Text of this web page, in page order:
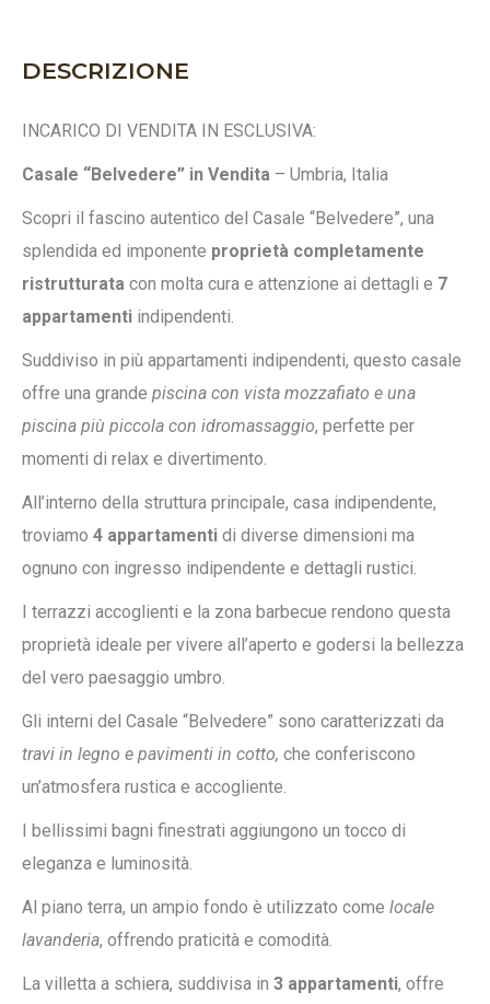
DESCRIZIONE
INCARICO DI VENDITA IN ESCLUSIVA:
Casale “Belvedere” in Vendita – Umbria, Italia
Scopri il fascino autentico del Casale “Belvedere”, una
splendida ed imponente proprietà completamente
ristrutturata con molta cura e attenzione ai dettagli e 7
appartamenti indipendenti.
Suddiviso in più appartamenti indipendenti, questo casale
offre una grande piscina con vista mozzafiato e una
piscina più piccola con idromassaggio, perfette per
momenti di relax e divertimento.
All’interno della struttura principale, casa indipendente,
troviamo 4 appartamenti di diverse dimensioni ma
ognuno con ingresso indipendente e dettagli rustici.
I terrazzi accoglienti e la zona barbecue rendono questa
proprietà ideale per vivere all’aperto e godersi la bellezza
del vero paesaggio umbro.
Gli interni del Casale “Belvedere” sono caratterizzati da
travi in legno e pavimenti in cotto, che conferiscono
un’atmosfera rustica e accogliente.
I bellissimi bagni finestrati aggiungono un tocco di
eleganza e luminosità.
Al piano terra, un ampio fondo è utilizzato come locale
lavanderia, offrendo praticità e comodità.
La villetta a schiera, suddivisa in 3 appartamenti, offre